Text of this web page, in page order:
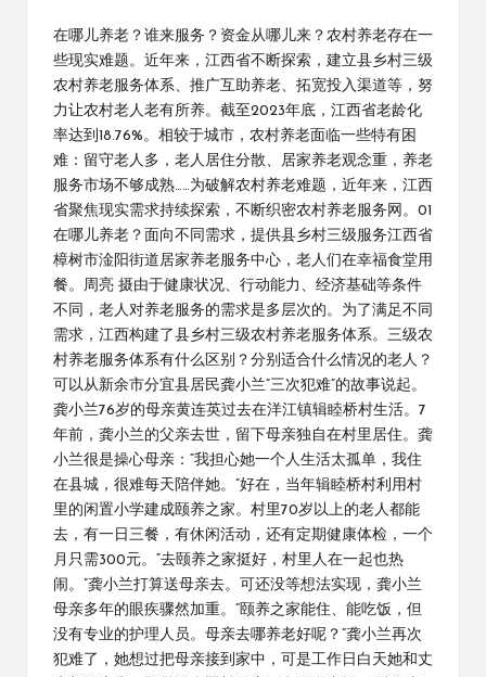
在哪儿养老？谁来服务？资金从哪儿来？农村养老存在一
些现实难题。近年来，江西省不断探索，建立县乡村三级
农村养老服务体系、推广互助养老、拓宽投入渠道等，努
力让农村老人老有所养。截至2023年底，江西省老龄化
率达到18.76%。相较于城市，农村养老面临一些特有困
难：留守老人多，老人居住分散、居家养老观念重，养老
服务市场不够成熟……为破解农村养老难题，近年来，江西
省聚焦现实需求持续探索，不断织密农村养老服务网。01
在哪儿养老？面向不同需求，提供县乡村三级服务江西省
樟树市淦阳街道居家养老服务中心，老人们在幸福食堂用
餐。周亮 摄由于健康状况、行动能力、经济基础等条件
不同，老人对养老服务的需求是多层次的。为了满足不同
需求，江西构建了县乡村三级农村养老服务体系。三级农
村养老服务体系有什么区别？分别适合什么情况的老人？
可以从新余市分宜县居民龚小兰“三次犯难”的故事说起。
龚小兰76岁的母亲黄连英过去在洋江镇辑睦桥村生活。7
年前，龚小兰的父亲去世，留下母亲独自在村里居住。龚
小兰很是操心母亲：“我担心她一个人生活太孤单，我住
在县城，很难每天陪伴她。”好在，当年辑睦桥村利用村
里的闲置小学建成颐养之家。村里70岁以上的老人都能
去，有一日三餐，有休闲活动，还有定期健康体检，一个
月只需300元。“去颐养之家挺好，村里人在一起也热
闹。”龚小兰打算送母亲去。可还没等想法实现，龚小兰
母亲多年的眼疾骤然加重。“颐养之家能住、能吃饭，但
没有专业的护理人员。母亲去哪养老好呢？”龚小兰再次
犯难了，她想过把母亲接到家中，可是工作日白天她和丈